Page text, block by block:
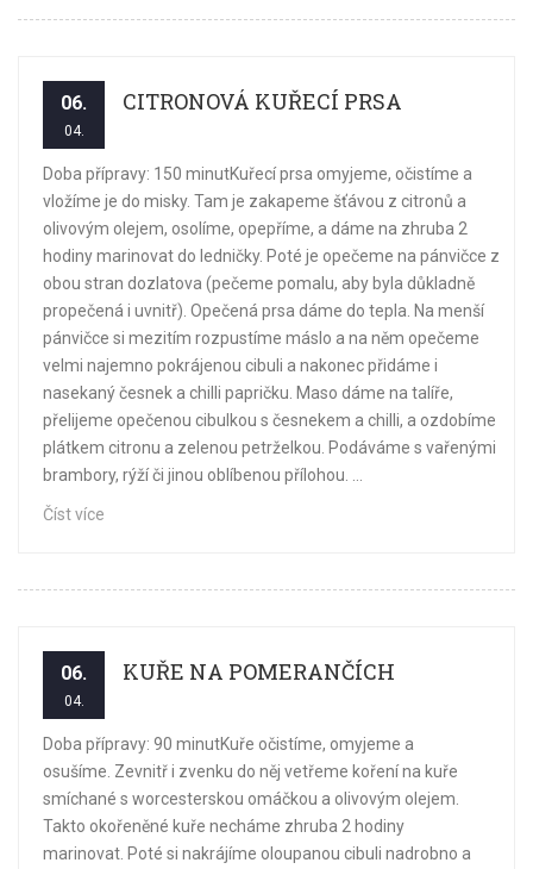
06.
04.
CITRONOVÁ KUŘECÍ PRSA
Doba přípravy: 150 minutKuřecí prsa omyjeme, očistíme a
vložíme je do misky. Tam je zakapeme šťávou z citronů a
olivovým olejem, osolíme, opepříme, a dáme na zhruba 2
hodiny marinovat do ledničky. Poté je opečeme na pánvičce z
obou stran dozlatova (pečeme pomalu, aby byla důkladně
propečená i uvnitř). Opečená prsa dáme do tepla. Na menší
pánvičce si mezitím rozpustíme máslo a na něm opečeme
velmi najemno pokrájenou cibuli a nakonec přidáme i
nasekaný česnek a chilli papričku. Maso dáme na talíře,
přelijeme opečenou cibulkou s česnekem a chilli, a ozdobíme
plátkem citronu a zelenou petrželkou. Podáváme s vařenými
brambory, rýží či jinou oblíbenou přílohou. ...
Číst více
06.
04.
KUŘE NA POMERANČÍCH
Doba přípravy: 90 minutKuře očistíme, omyjeme a
osušíme. Zevnitř i zvenku do něj vetřeme koření na kuře
smíchané s worcesterskou omáčkou a olivovým olejem.
Takto okořeněné kuře necháme zhruba 2 hodiny
marinovat. Poté si nakrájíme oloupanou cibuli nadrobno a